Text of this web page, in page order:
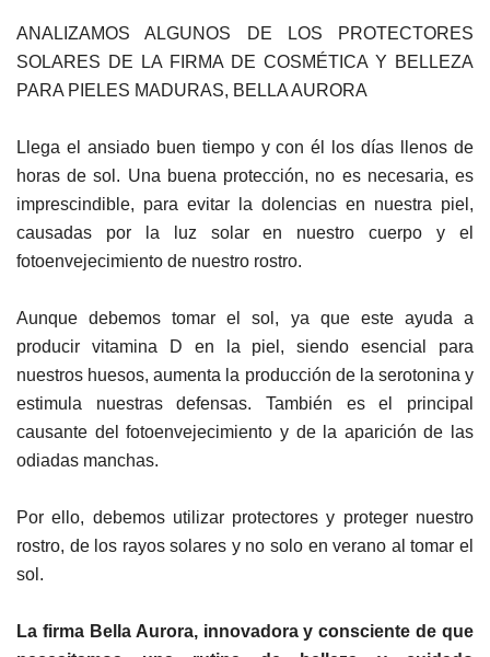
ANALIZAMOS ALGUNOS DE LOS PROTECTORES
SOLARES DE LA FIRMA DE COSMÉTICA Y BELLEZA
PARA PIELES MADURAS, BELLA AURORA
Llega el ansiado buen tiempo y con él los días llenos de
horas de sol. Una buena protección, no es necesaria, es
imprescindible, para evitar la dolencias en nuestra piel,
causadas por la luz solar en nuestro cuerpo y el
fotoenvejecimiento de nuestro rostro.
Aunque debemos tomar el sol, ya que este ayuda a
producir vitamina D en la piel, siendo esencial para
nuestros huesos, aumenta la producción de la serotonina y
estimula nuestras defensas. También es el principal
causante del fotoenvejecimiento y de la aparición de las
odiadas manchas.
Por ello, debemos utilizar protectores y proteger nuestro
rostro, de los rayos solares y no solo en verano al tomar el
sol.
La firma Bella Aurora, innovadora y consciente de que